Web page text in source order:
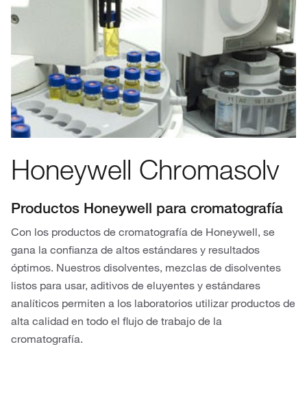
Honeywell Chromasolv
Productos Honeywell para cromatografía
Con los productos de cromatografía de Honeywell, se
gana la confianza de altos estándares y resultados
óptimos. Nuestros disolventes, mezclas de disolventes
listos para usar, aditivos de eluyentes y estándares
analíticos permiten a los laboratorios utilizar productos de
alta calidad en todo el flujo de trabajo de la
cromatografía.